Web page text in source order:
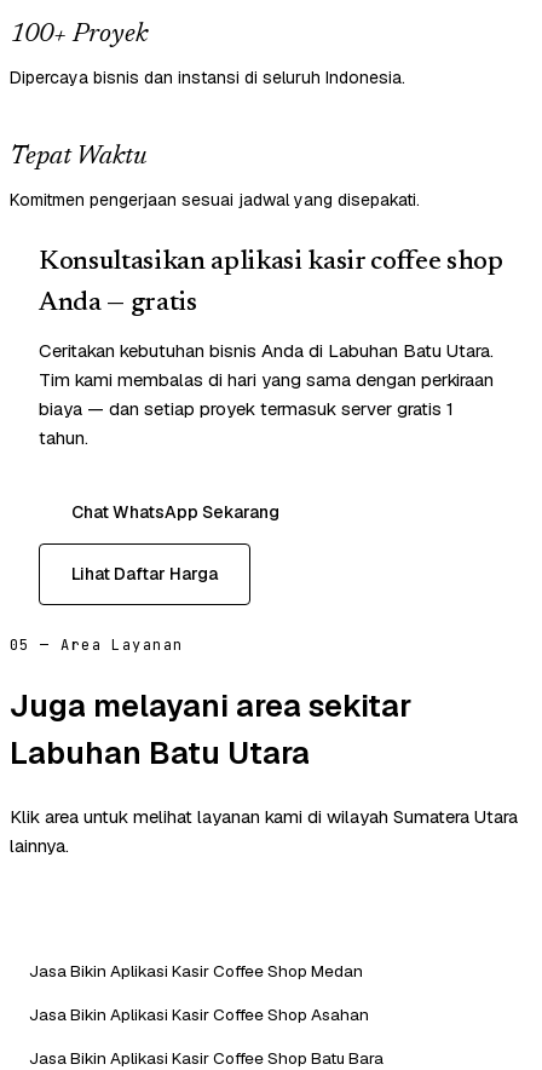
100+ Proyek
Dipercaya bisnis dan instansi di seluruh Indonesia.
Tepat Waktu
Komitmen pengerjaan sesuai jadwal yang disepakati.
Konsultasikan aplikasi kasir coffee shop
Anda — gratis
Ceritakan kebutuhan bisnis Anda di Labuhan Batu Utara.
Tim kami membalas di hari yang sama dengan perkiraan
biaya — dan setiap proyek termasuk server gratis 1
tahun.
Chat WhatsApp Sekarang
Lihat Daftar Harga
05 — Area Layanan
Juga melayani area sekitar
Labuhan Batu Utara
Klik area untuk melihat layanan kami di wilayah Sumatera Utara
lainnya.
Jasa Bikin Aplikasi Kasir Coffee Shop Medan
Jasa Bikin Aplikasi Kasir Coffee Shop Asahan
Jasa Bikin Aplikasi Kasir Coffee Shop Batu Bara